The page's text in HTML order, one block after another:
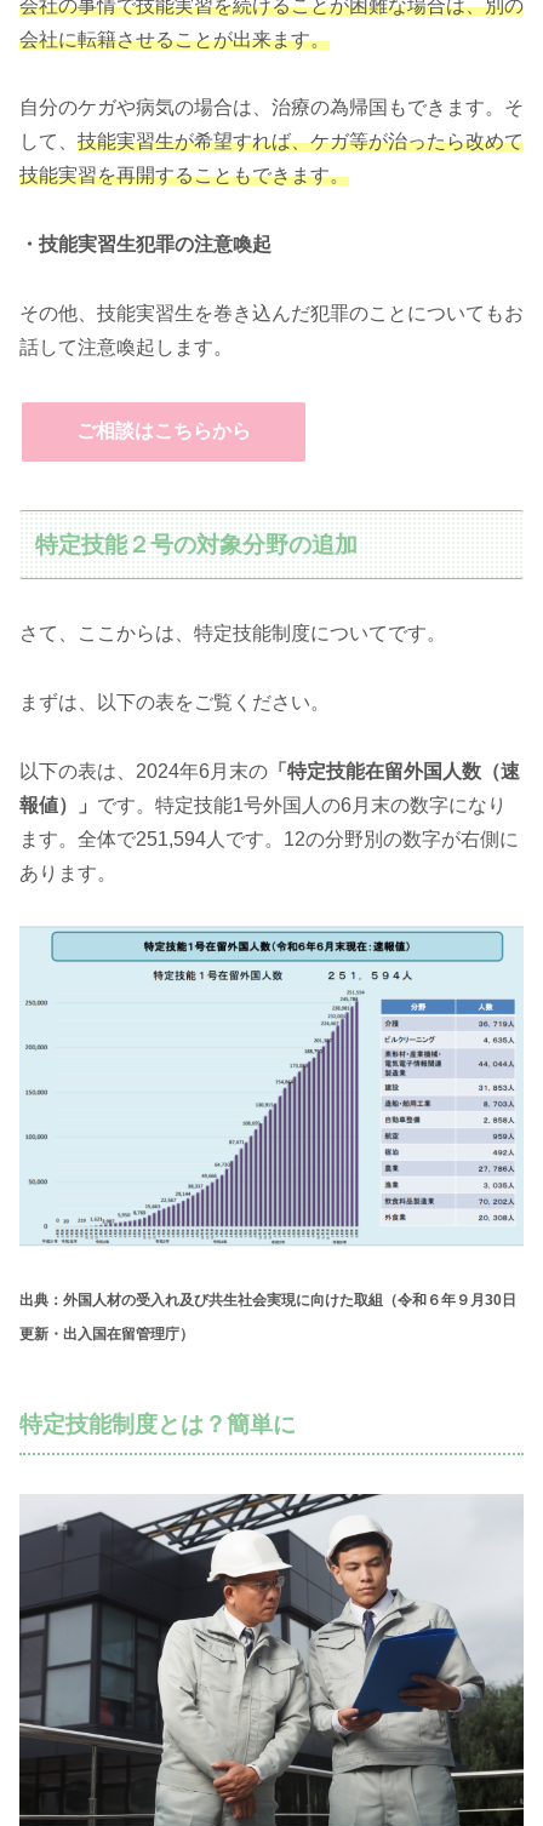
会社の事情で技能実習を続けることが困難な場合は、別の
会社に転籍させることが出来ます。
自分のケガや病気の場合は、治療の為帰国もできます。そ
して、 技能実習生が希望すれば、ケガ等が治ったら改めて
技能実習を再開することもできます。
・技能実習生犯罪の注意喚起
その他、技能実習生を巻き込んだ犯罪のことについてもお
話して注意喚起します。
ご相談はこちらから
特定技能２号の対象分野の追加
さて、ここからは、特定技能制度についてです。
まずは、以下の表をご覧ください。
以下の表は、2024年6月末の 「特定技能在留外国人数（速
報値）」 です。特定技能1号外国人の6月末の数字になり
ます。全体で251,594人です。12の分野別の数字が右側に
あります。
出典： 外国人材の受入れ及び共生社会実現に向けた取組（令和６年９月30日
更新・出入国在留管理庁）
特定技能制度とは？簡単に